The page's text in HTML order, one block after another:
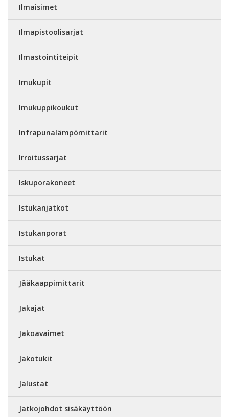
Ilmaisimet
Ilmapistoolisarjat
Ilmastointiteipit
Imukupit
Imukuppikoukut
Infrapunalämpömittarit
Irroitussarjat
Iskuporakoneet
Istukanjatkot
Istukanporat
Istukat
Jääkaappimittarit
Jakajat
Jakoavaimet
Jakotukit
Jalustat
Jatkojohdot sisäkäyttöön